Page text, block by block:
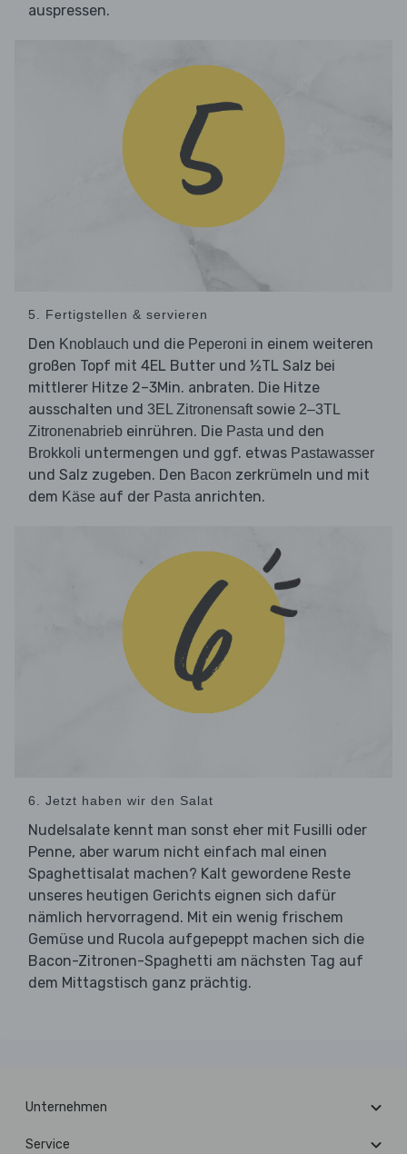
auspressen.
5. Fertigstellen & servieren
Den Knoblauch und die Peperoni in einem weiteren
großen Topf mit 4EL Butter und ½TL Salz bei
mittlerer Hitze 2–3Min. anbraten. Die Hitze
ausschalten und 3EL Zitronensaftsowie 2–3TL
Zitronenabrieb einrühren. Die Pasta und den
Brokkoli untermengen und ggf. etwas Pastawasser
und Salz zugeben. Den Bacon zerkrümeln und mit
dem Käse auf der Pasta anrichten.
6. Jetzt haben wir den Salat
Nudelsalate kennt man sonst eher mit Fusilli oder
Penne, aber warum nicht einfach mal einen
Spaghettisalat machen? Kalt gewordene Reste
unseres heutigen Gerichts eignen sich dafür
nämlich hervorragend. Mit ein wenig frischem
Gemüse und Rucola aufgepeppt machen sich die
Bacon-Zitronen-Spaghetti am nächsten Tag auf
dem Mittagstisch ganz prächtig.
Unternehmen
Service